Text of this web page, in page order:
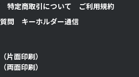
特定商取引について
ご利用規約
問 キーホルダー通信
片面印刷）
両面印刷）